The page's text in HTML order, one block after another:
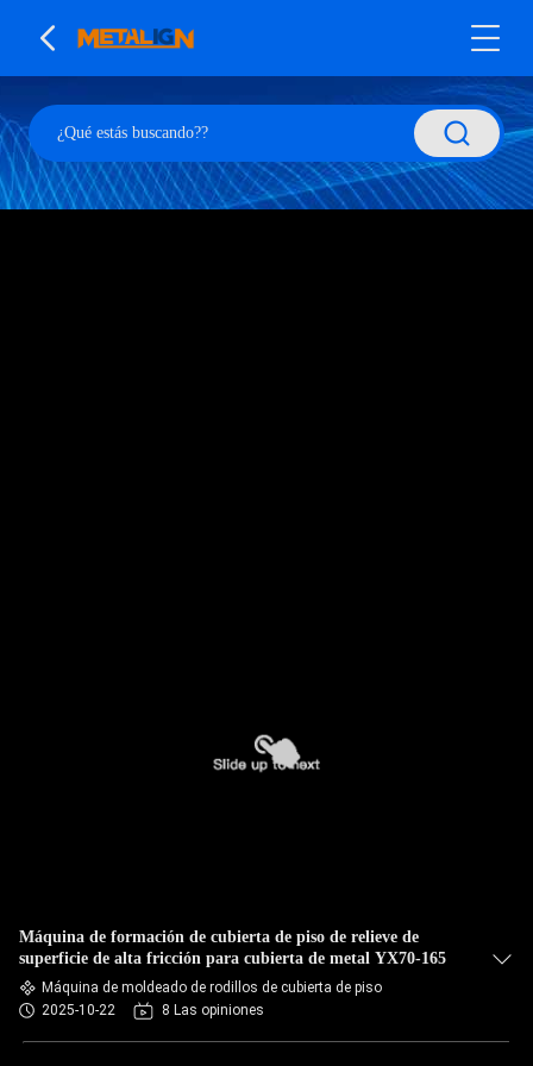
Máquina de formación de cubierta de piso de relieve de
superficie de alta fricción para cubierta de metal YX70-165
Máquina de moldeado de rodillos de cubierta de piso
2025-10-22
8 Las opiniones